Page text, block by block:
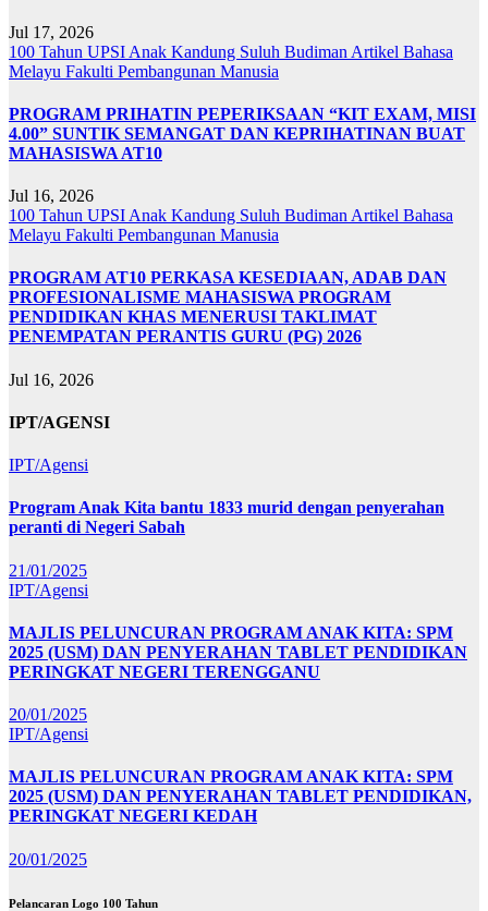
Jul 17, 2026
100 Tahun UPSI Anak Kandung Suluh Budiman Artikel Bahasa
Melayu Fakulti Pembangunan Manusia
PROGRAM PRIHATIN PEPERIKSAAN “KIT EXAM, MISI
4.00” SUNTIK SEMANGAT DAN KEPRIHATINAN BUAT
MAHASISWA AT10
Jul 16, 2026
100 Tahun UPSI Anak Kandung Suluh Budiman Artikel Bahasa
Melayu Fakulti Pembangunan Manusia
PROGRAM AT10 PERKASA KESEDIAAN, ADAB DAN
PROFESIONALISME MAHASISWA PROGRAM
PENDIDIKAN KHAS MENERUSI TAKLIMAT
PENEMPATAN PERANTIS GURU (PG) 2026
Jul 16, 2026
IPT/AGENSI
IPT/Agensi
Program Anak Kita bantu 1833 murid dengan penyerahan
peranti di Negeri Sabah
21/01/2025
IPT/Agensi
MAJLIS PELUNCURAN PROGRAM ANAK KITA: SPM
2025 (USM) DAN PENYERAHAN TABLET PENDIDIKAN
PERINGKAT NEGERI TERENGGANU
20/01/2025
IPT/Agensi
MAJLIS PELUNCURAN PROGRAM ANAK KITA: SPM
2025 (USM) DAN PENYERAHAN TABLET PENDIDIKAN,
PERINGKAT NEGERI KEDAH
20/01/2025
Pelancaran Logo 100 Tahun